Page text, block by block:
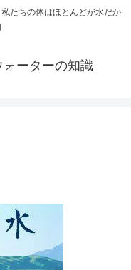
たちの体はほとんどが水だか
ーターの知識